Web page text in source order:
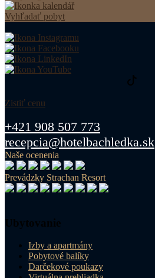
Vyhľadať pobyt
Zistiť cenu
+421 908 507 773
recepcia@hotelbachledka.sk
Naše ocenenia
Prevádzky Strachan Resort
Ubytovanie
Izby a apartmány
Pobytové balíky
Darčekové poukazy